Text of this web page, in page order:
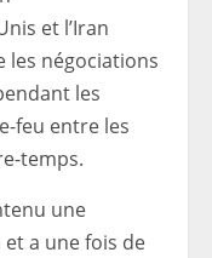
et l’Iran
les négociations
les
feu entre les
temps.
une
et a une fois de